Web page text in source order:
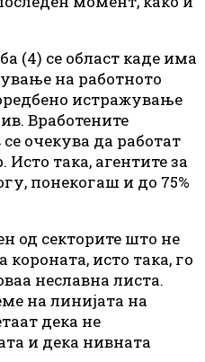
(4) се област каде има
на работното
истражување
Вработените
очекува да работат
така, агентите за
понекогаш и до 75%
од секторите што не
исто така, го
неславна листа.
на линијата на
дека не
и дека нивната